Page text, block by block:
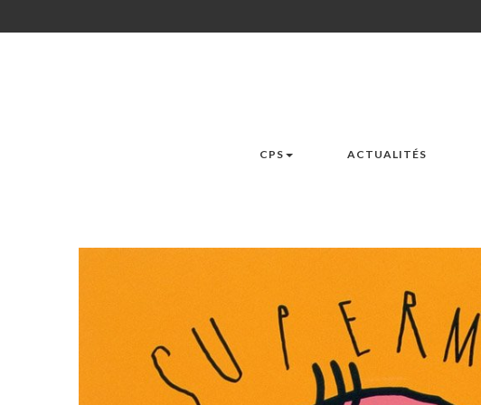
CPS ACTUALITÉS